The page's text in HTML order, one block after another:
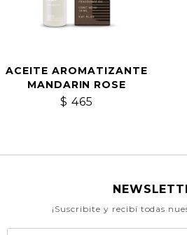
ACEITE AROMATIZANTE
MANDARIN ROSE
$ 465
¡Suscribite y recibí todas